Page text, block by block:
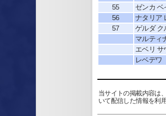
55
ゼンカ ベ
56
ナタリア
57
ゲルダ ク
マルティ
エベリ サ
レベデワ
当サイトの掲載内容は
いて配信した情報を利